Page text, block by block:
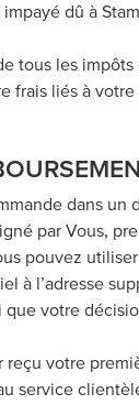
dû à
tous les
frais liés à votre
dans
par Vous,
pouvez
à l’adresse
votre
votre
service